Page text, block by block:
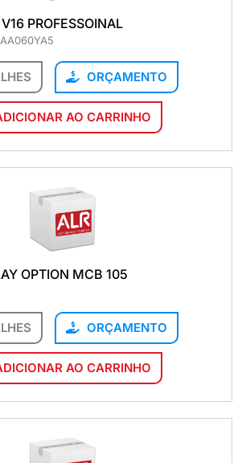
PROFESSOINAL
ORÇAMENTO
AO CARRINHO
OPTION MCB 105
ORÇAMENTO
AO CARRINHO